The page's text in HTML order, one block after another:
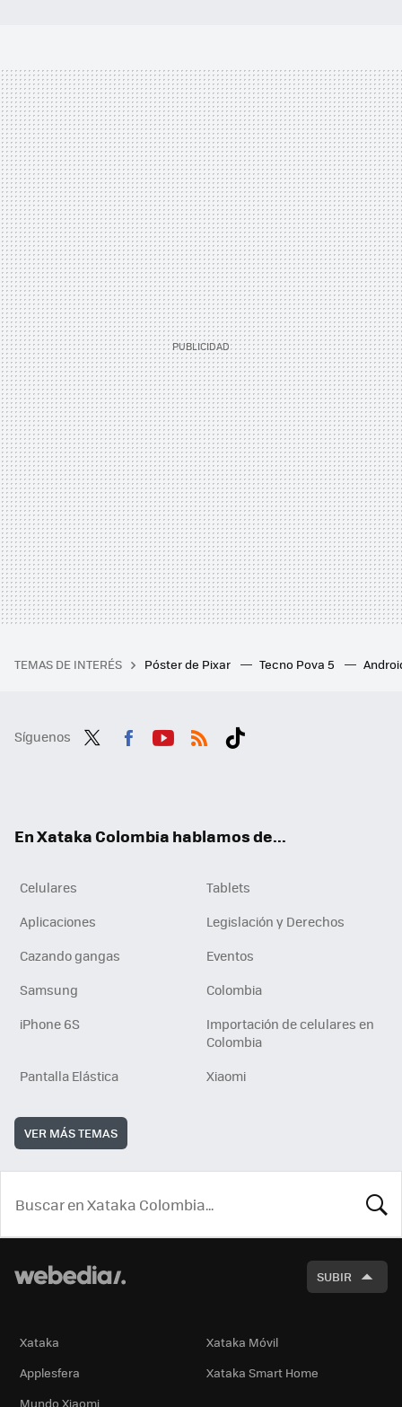
TEMAS DE INTERÉS Póster de Pixar Tecno Pova 5
Síguenos
En Xataka Colombia hablamos de...
Celulares
Tablets
Aplicaciones
Legislación y Derechos
Cazando gangas
Eventos
Samsung
Colombia
iPhone 6S
Importación de celulares en
Colombia
Pantalla Elástica
Xiaomi
VER MÁS TEMAS
SUBIR
Xataka
Xataka Móvil
Applesfera
Xataka Smart Home
Mundo Xiaomi